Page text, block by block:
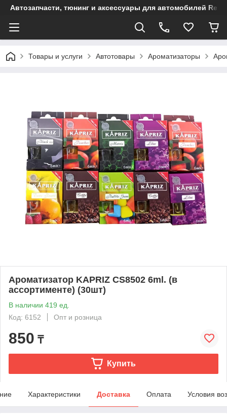
Автозапчасти, тюнинг и аксессуары для автомобилей
Товары и услуги Автотовары Ароматизаторы
Ароматизатор KAPRIZ CS8502 6ml. (в
ассортименте) (30шт)
В наличии 419 ед.
Код: 6152
Опт и розница
850 ₸
Купить
Характеристики Доставка Оплата Условия